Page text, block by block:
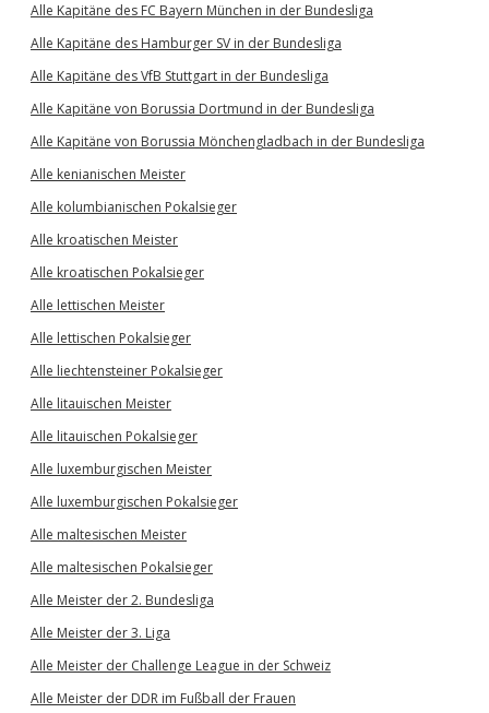
Alle Kapitäne des FC Bayern München in der Bundesliga
Alle Kapitäne des Hamburger SV in der Bundesliga
Alle Kapitäne des VfB Stuttgart in der Bundesliga
Alle Kapitäne von Borussia Dortmund in der Bundesliga
Alle Kapitäne von Borussia Mönchengladbach in der Bundesliga
Alle kenianischen Meister
Alle kolumbianischen Pokalsieger
Alle kroatischen Meister
Alle kroatischen Pokalsieger
Alle lettischen Meister
Alle lettischen Pokalsieger
Alle liechtensteiner Pokalsieger
Alle litauischen Meister
Alle litauischen Pokalsieger
Alle luxemburgischen Meister
Alle luxemburgischen Pokalsieger
Alle maltesischen Meister
Alle maltesischen Pokalsieger
Alle Meister der 2. Bundesliga
Alle Meister der 3. Liga
Alle Meister der Challenge League in der Schweiz
Alle Meister der DDR im Fußball der Frauen